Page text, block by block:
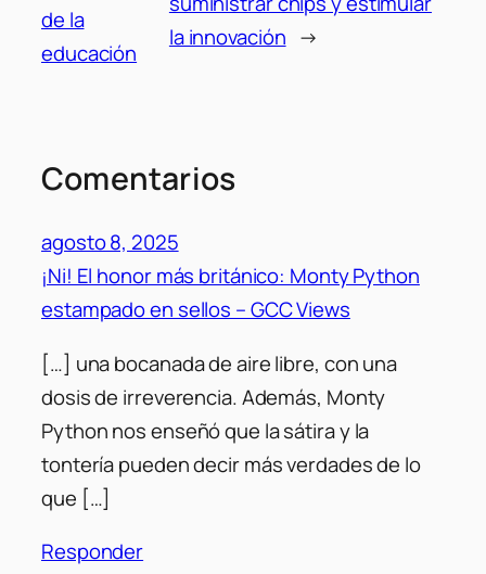
de la
educación
la innovación →
Comentarios
agosto 8, 2025
¡Ni! El honor más británico: Monty Python
estampado en sellos – GCC Views
[…] una bocanada de aire libre, con una
dosis de irreverencia. Además, Monty
Python nos enseñó que la sátira y la
tontería pueden decir más verdades de lo
que […]
Responder